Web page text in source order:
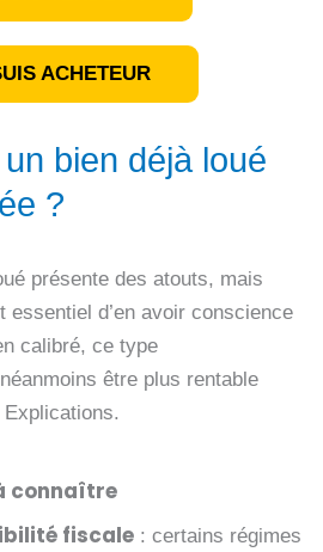
ACHETEUR
bien déjà loué
?
présente des atouts, mais
d’en avoir conscience
calibré, ce type
être plus rentable
Explications.
connaître
fiscale : certains régimes